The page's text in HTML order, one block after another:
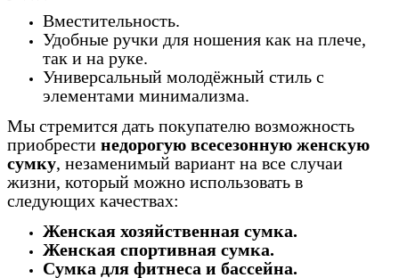
Вместительность.
Удобные ручки для ношения как на плече,
так и на руке.
Универсальный молодёжный стиль с
элементами минимализма.
Мы стремится дать покупателю возможность
приобрести недорогую всесезонную женскую
сумку, незаменимый вариант на все случаи
жизни, который можно использовать в
следующих качествах:
Женская хозяйственная сумка.
Женская спортивная сумка.
Сумка для фитнеса и бассейна.